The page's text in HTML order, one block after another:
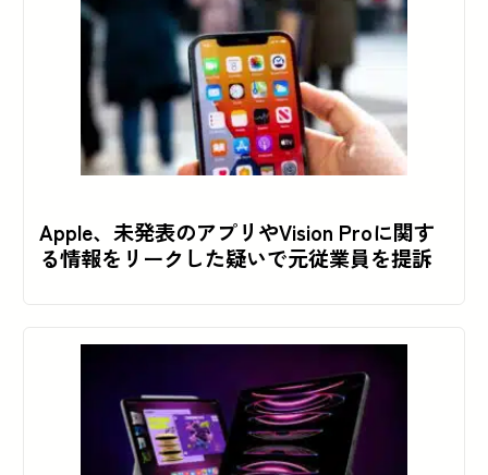
Apple、未発表のアプリやVision Proに関す
る情報をリークした疑いで元従業員を提訴